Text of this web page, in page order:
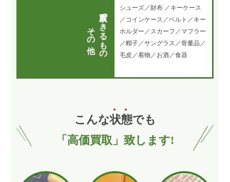
買取できるもの
その他
シューズ／財布 ／キーケース
／コインケース／ベルト／キー
ホルダー／スカーフ／マフラー
／帽子／サングラス／骨董品／
毛皮／着物／お酒／食器
こんな状態でも
「高価買取」致します!